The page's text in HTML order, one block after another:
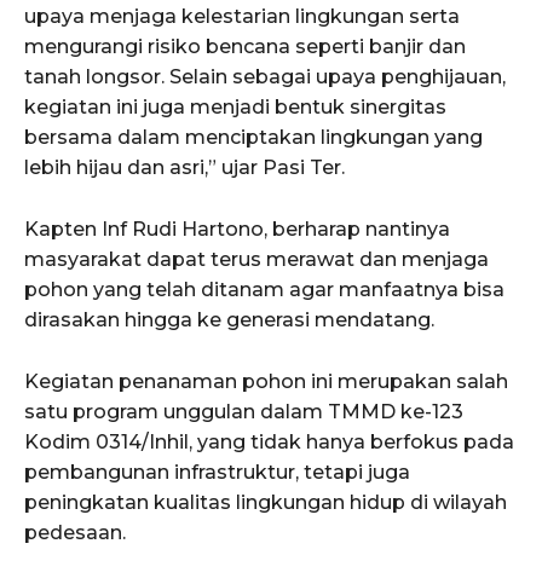
upaya menjaga kelestarian lingkungan serta
mengurangi risiko bencana seperti banjir dan
tanah longsor. Selain sebagai upaya penghijauan,
kegiatan ini juga menjadi bentuk sinergitas
bersama dalam menciptakan lingkungan yang
lebih hijau dan asri,” ujar Pasi Ter.
Kapten Inf Rudi Hartono, berharap nantinya
masyarakat dapat terus merawat dan menjaga
pohon yang telah ditanam agar manfaatnya bisa
dirasakan hingga ke generasi mendatang.
Kegiatan penanaman pohon ini merupakan salah
satu program unggulan dalam TMMD ke-123
Kodim 0314/Inhil, yang tidak hanya berfokus pada
pembangunan infrastruktur, tetapi juga
peningkatan kualitas lingkungan hidup di wilayah
pedesaan.